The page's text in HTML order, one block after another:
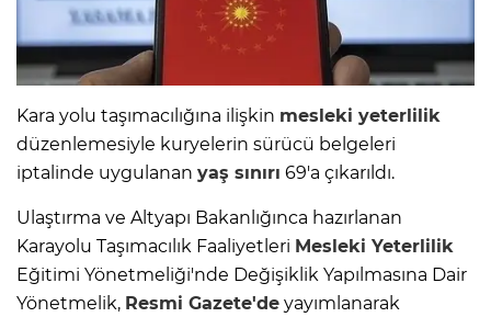
Kara yolu taşımacılığına ilişkin mesleki yeterlilik
düzenlemesiyle kuryelerin sürücü belgeleri
iptalinde uygulanan yaş sınırı 69'a çıkarıldı.
Ulaştırma ve Altyapı Bakanlığınca hazırlanan
Karayolu Taşımacılık Faaliyetleri Mesleki Yeterlilik
Eğitimi Yönetmeliği'nde Değişiklik Yapılmasına Dair
Yönetmelik, Resmi Gazete'de yayımlanarak